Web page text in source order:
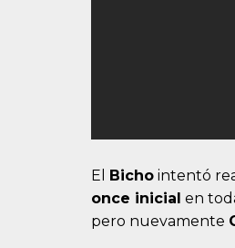
El Bicho intentó
once inicial en
pero nuevamente